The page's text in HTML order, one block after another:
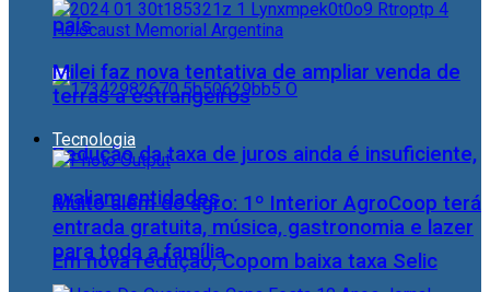
país
Redução da taxa de juros ainda é insuficiente,
avaliam entidades
Em nova redução, Copom baixa taxa Selic
Milei faz nova tentativa de ampliar venda de
terras a estrangeiros
Tecnologia
Muito além do agro: 1º Interior AgroCoop terá
entrada gratuita, música, gastronomia e lazer
para toda a família